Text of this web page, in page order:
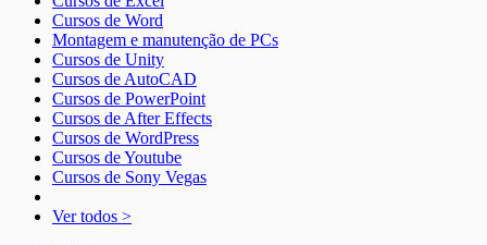
Cursos de Word
Montagem e manutenção de PCs
Cursos de Unity
Cursos de AutoCAD
Cursos de PowerPoint
Cursos de After Effects
Cursos de WordPress
Cursos de Youtube
Cursos de Sony Vegas
Ver todos >